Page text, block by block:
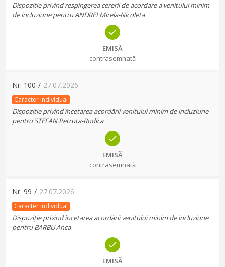
Dispoziție privind respingerea cererii de acordare a venitului minim
de incluziune pentru ANDREI Mirela-Nicoleta
EMISĂ
contrasemnată
Nr. 100 / 27.07.2026
Caracter individual
Dispoziție privind încetarea acordării venitului minim de incluziune
pentru STEFAN Petruta-Rodica
EMISĂ
contrasemnată
Nr. 99 / 27.07.2026
Caracter individual
Dispoziție privind încetarea acordării venitului minim de incluziune
pentru BARBU Anca
EMISĂ